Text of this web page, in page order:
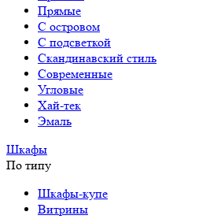
Прямые
С островом
С подсветкой
Скандинавский стиль
Современные
Угловые
Хай-тек
Эмаль
Шкафы
По типу
Шкафы-купе
Витрины